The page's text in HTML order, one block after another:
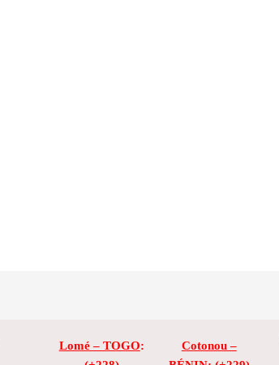
Lomé – TOGO:
Cotonou –